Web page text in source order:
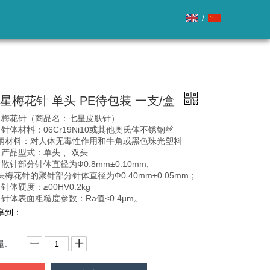
/
梅花针 单头 PE待包装 一支/盒
花针（商品名：七星皮肤针）
针体材料：06Cr19Ni10或其他奥氏体不锈钢丝
材料：对人体无毒性作用和牛角或黑色珠光塑料
品型式：单头 、双头
针部分针体直径为Ф0.8mm±0.10mm,
梅花针的聚针部分针体直径为Ф0.40mm±0.05mm；
体硬度：≥00HV0.2kg
体表面粗糙度参数：Ra值≤0.4µm。
到：
: